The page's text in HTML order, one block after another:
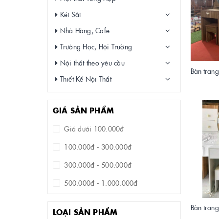
Két Sắt
Nhà Hàng, Cafe
Trường Học, Hội Trường
Nội thất theo yêu cầu
Thiết Kế Nội Thất
GIÁ SẢN PHẨM
Giá dưới 100.000đ
100.000đ - 300.000đ
300.000đ - 500.000đ
500.000đ - 1.000.000đ
LOẠI SẢN PHẨM